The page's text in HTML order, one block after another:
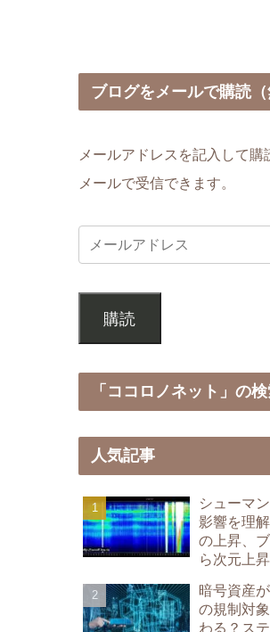
ブログをメールで購読（
メールアドレスを記入して購
メールで受信できます。
購読
「ココロノネット」の
人気記事
シューマ
影響を理
の上昇、
ら次元上
暗号資産
の規制対
わる？ス